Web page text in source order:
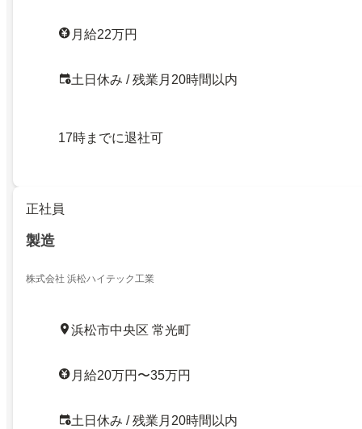
月給22万円
土日休み / 残業月20時間以内
17時までに退社可
正社員
製造
株式会社 浜松ハイテック工業
浜松市中央区 常光町
月給20万円〜35万円
土日休み / 残業月20時間以内